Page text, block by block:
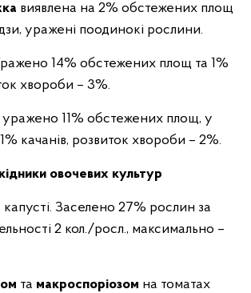
виявлена на 2% обстежених площ
уражені поодинокі рослини.
14% обстежених площ та 1%
хвороби – 3%.
уражено 11% обстежених площ, у
качанів, розвиток хвороби – 2%.
овочевих культур
Заселено 27% рослин за
2 кол./росл., максимально –
та макроспоріозом на томатах